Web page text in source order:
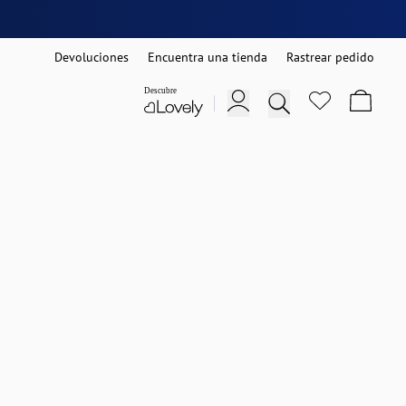
Devoluciones Encuentra una tienda Rastrear pedido